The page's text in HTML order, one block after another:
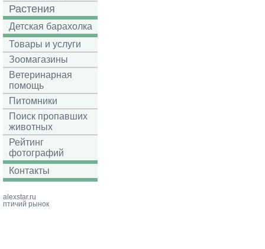
Растения
Детская барахолка
Товары и услуги
Зоомагазины
Ветеринарная
помощь
Питомники
Поиск пропавших
животных
Рейтинг
фотографий
Контакты
alexstar.ru
птичий рынок